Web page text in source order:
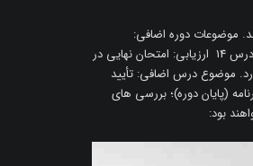
موضوعات دوره اضافی:
عزت نفس؛ مانیفست کاهش وزن 34 امتیاز کل فیلم درس 14 ارزیابی: امتحان نهایی در
موضوع درس اضافی: تأیید
برنامه (پایان دوره)؛ بررسی های